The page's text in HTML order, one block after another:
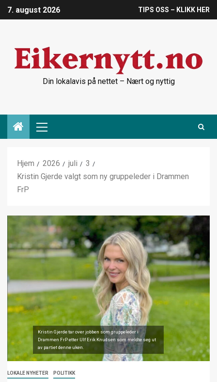
7. august 2026 TIPS OSS – KLIKK HER
Din lokalavis på nettet – Nært og nyttig
Hjem 2026 juli
3
Kristin Gjerde valgt som ny gruppeleder i Drammen
FrP
Kristin Gjerde tar over jobben som gruppeleder i
Drammen FrP etter Ulf Erik Knudsen som meldte seg ut
av partiet denne uken.
LOKALE NYHETER POLITIKK